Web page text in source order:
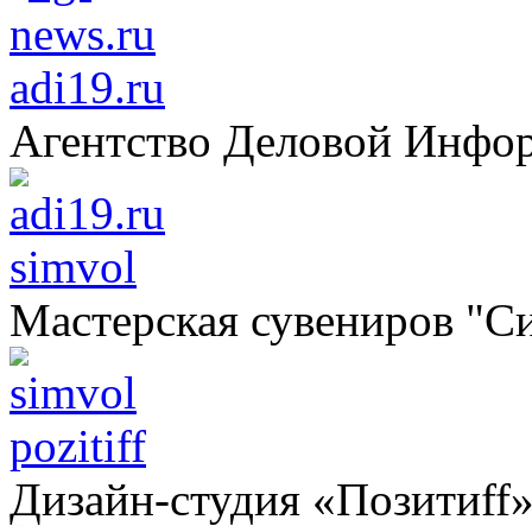
adi19.ru
Агентство Деловой
simvol
Мастерская сувениров
pozitiff
Дизайн-студия